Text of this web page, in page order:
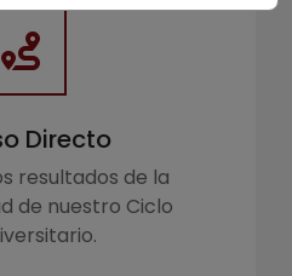
Directo
resultados de la
de nuestro Ciclo